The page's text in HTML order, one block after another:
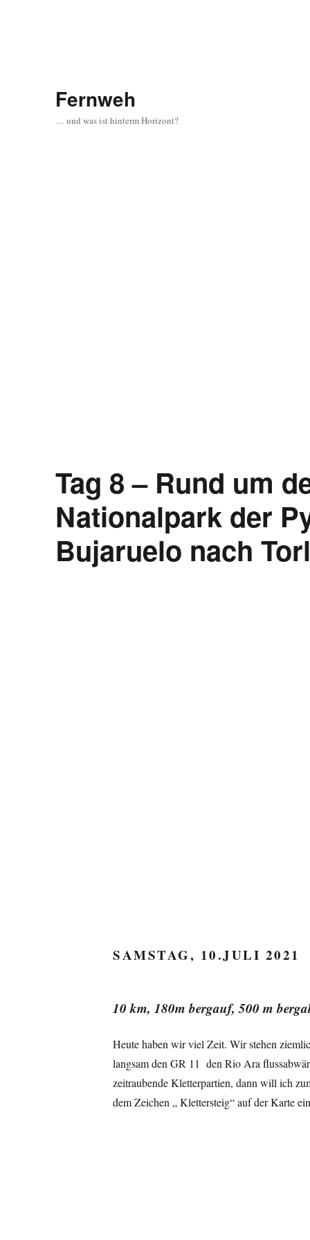
Fernweh
… und was ist hinterm Horizont?
Tag 8 – Rund um
Nationalpark der
Bujaruelo nach
SAMSTAG, 10.JULI 2021
10 km, 180m bergauf, 500 m
Heute haben wir viel Zeit. Wir stehen
langsam den GR 11 den Rio Ara
zeitraubende Kletterpartien, dann will ich
dem Zeichen „ Klettersteig“ auf der Karte